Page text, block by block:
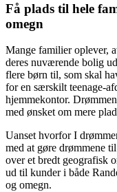
Få plads til hele
omegn
Mange familier oplever,
deres nuværende bolig
flere børn til, som skal
for en særskilt teenage-
hjemmekontor.
med ønsket om mere
Uanset hvorfor I
med at gøre drømmene
over et bredt geografisk
ud til kunder i både
og omegn.